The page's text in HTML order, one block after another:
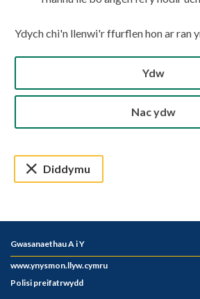
Gwasanaethau A i Y
www.ynysmon.llyw.cymru
Polisi preifatrwydd